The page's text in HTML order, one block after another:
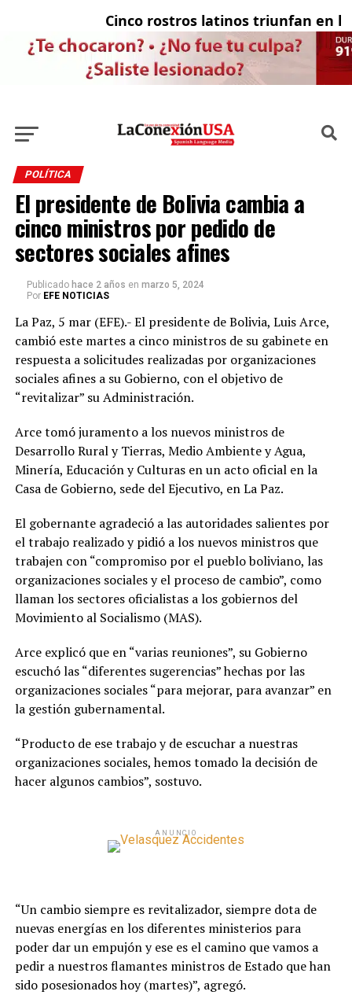
Cinco rostros latinos triunfan en la
POLÍTICA
El presidente de Bolivia cambia a
cinco ministros por pedido de
sectores sociales afines
Publicado hace 2 años en marzo 5, 2024
Por EFE NOTICIAS
La Paz, 5 mar (EFE).- El presidente de Bolivia, Luis Arce,
cambió este martes a cinco ministros de su gabinete en
respuesta a solicitudes realizadas por organizaciones
sociales afines a su Gobierno, con el objetivo de
“revitalizar” su Administración.
Arce tomó juramento a los nuevos ministros de
Desarrollo Rural y Tierras, Medio Ambiente y Agua,
Minería, Educación y Culturas en un acto oficial en la
Casa de Gobierno, sede del Ejecutivo, en La Paz.
El gobernante agradeció a las autoridades salientes por
el trabajo realizado y pidió a los nuevos ministros que
trabajen con “compromiso por el pueblo boliviano, las
organizaciones sociales y el proceso de cambio”, como
llaman los sectores oficialistas a los gobiernos del
Movimiento al Socialismo (MAS).
Arce explicó que en “varias reuniones”, su Gobierno
escuchó las “diferentes sugerencias” hechas por las
organizaciones sociales “para mejorar, para avanzar” en
la gestión gubernamental.
“Producto de ese trabajo y de escuchar a nuestras
organizaciones sociales, hemos tomado la decisión de
hacer algunos cambios”, sostuvo.
ANUNCIO
“Un cambio siempre es revitalizador, siempre dota de
nuevas energías en los diferentes ministerios para
poder dar un empujón y ese es el camino que vamos a
pedir a nuestros flamantes ministros de Estado que han
sido posesionados hoy (martes)”, agregó.